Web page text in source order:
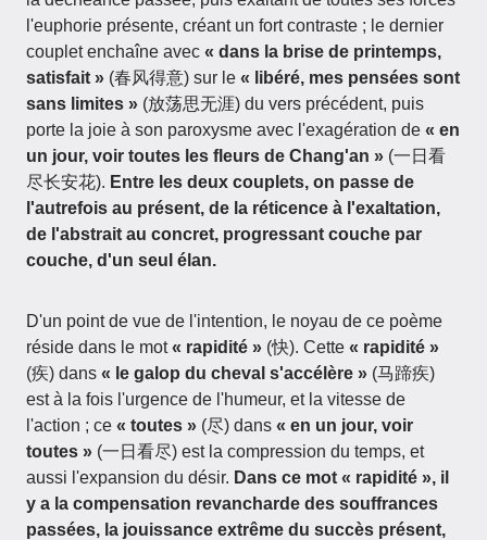
l'euphorie présente, créant un fort contraste ; le dernier
couplet enchaîne avec « dans la brise de printemps,
satisfait » (春风得意) sur le « libéré, mes pensées sont
sans limites » (放荡思无涯) du vers précédent, puis
porte la joie à son paroxysme avec l'exagération de « en
un jour, voir toutes les fleurs de Chang'an » (一日看
尽长安花). Entre les deux couplets, on passe de
l'autrefois au présent, de la réticence à l'exaltation,
de l'abstrait au concret, progressant couche par
couche, d'un seul élan.
D'un point de vue de l'intention, le noyau de ce poème
réside dans le mot« rapidité » (快). Cette « rapidité »
(疾) dans « le galop du cheval s'accélère » (马蹄疾)
est à la fois l'urgence de l'humeur, et la vitesse de
l'action ; ce « toutes » (尽) dans « en un jour, voir
toutes » (一日看尽) est la compression du temps, et
aussi l'expansion du désir. Dans ce mot « rapidité », il
y a la compensation revancharde des souffrances
passées, la jouissance extrême du succès présent,